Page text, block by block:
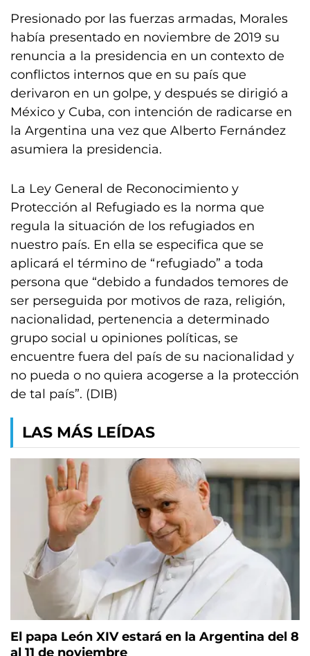
Presionado por las fuerzas armadas, Morales
había presentado en noviembre de 2019 su
renuncia a la presidencia en un contexto de
conflictos internos que en su país que
derivaron en un golpe, y después se dirigió a
México y Cuba, con intención de radicarse en
la Argentina una vez que Alberto Fernández
asumiera la presidencia.
La Ley General de Reconocimiento y
Protección al Refugiado es la norma que
regula la situación de los refugiados en
nuestro país. En ella se especifica que se
aplicará el término de “refugiado” a toda
persona que “debido a fundados temores de
ser perseguida por motivos de raza, religión,
nacionalidad, pertenencia a determinado
grupo social u opiniones políticas, se
encuentre fuera del país de su nacionalidad y
no pueda o no quiera acogerse a la protección
de tal país”. (DIB)
LAS MÁS LEÍDAS
El papa León XIV estará en la Argentina del 8
al 11 de noviembre